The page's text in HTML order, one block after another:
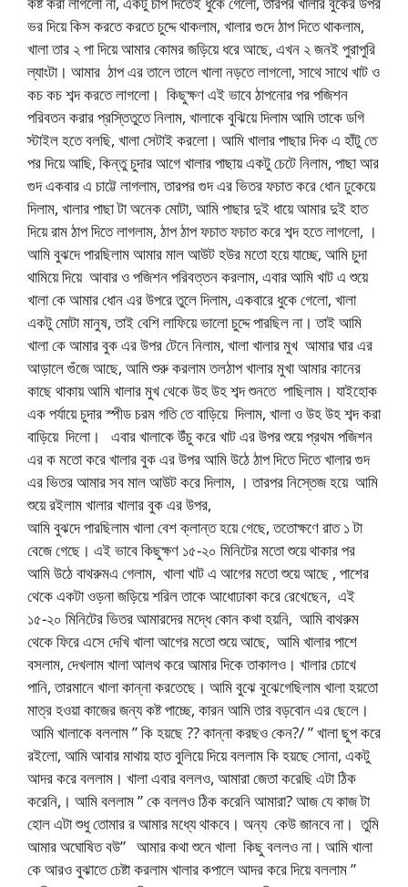
আমি বুঝদে পারছিলাম খালা বেশ ক্লান্ত হয়ে গেছে, ততোক্ষণে রাত ১ টা
বেজে গেছে। এই ভাবে কিছুক্ষণ ১৫-২০ মিনিটের মতো শুয়ে থাকার পর
আমি উঠে বাথরুমএ গেলাম, খালা খাট এ আগের মতো শুয়ে আছে , পাশের
থেকে একটা ওড়না জড়িয়ে শরিল তাকে আধোঢাকা করে রেখেছেন, এই
১৫-২০ মিনিটের ভিতর আমারদের মদ্ধে কোন কথা হয়নি, আমি বাথরুম
থেকে ফিরে এসে দেখি খালা আগের মতো শুয়ে আছে, আমি খালার পাশে
বসলাম, দেখলাম খালা আলথ করে আমার দিকে তাকালও। খালার চোখে
পানি, তারমানে খালা কান্না করতেছে। আমি বুঝে বুঝেগেছিলাম খালা হয়তো
মাত্র হওয়া কাজের জন্য কষ্ট পাচ্ছে, কারন আমি তার বড়বোন এর ছেলে।
আমি খালাকে বললাম ” কি হয়ছে ?? কান্না করছও কেন?/ ” খালা ছুপ করে
রইলো, আমি আবার মাথায় হাত বুলিয়ে দিয়ে বললাম কি হয়ছে সোনা, একটু
আদর করে বললাম। খালা এবার বললও, আমারা জেতা করেছি এটা ঠিক
করেনি,। আমি বললাম ” কে বললও ঠিক করেনি আমারা? আজ যে কাজ টা
হোল এটা শুধু তোমার র আমার মধ্যে থাকবে। অন্য কেউ জানবে না। তুমি
আমার অঘোষিত বউ” আমার কথা শুনে খালা কিছু বললও না। আমি খালা
কে আরও বুঝাতে চেষ্টা করলাম খালার কপালে আদর করে দিয়ে বললাম ”